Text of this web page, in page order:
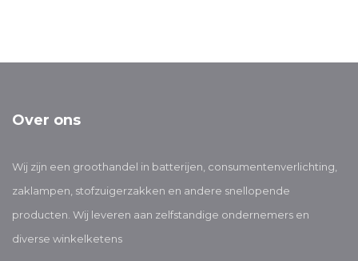
Over ons
Wij zijn een groothandel in batterijen, consumentenverlichting,
zaklampen, stofzuigerzakken en andere snellopende
producten. Wij leveren aan zelfstandige ondernemers en
diverse winkelketens